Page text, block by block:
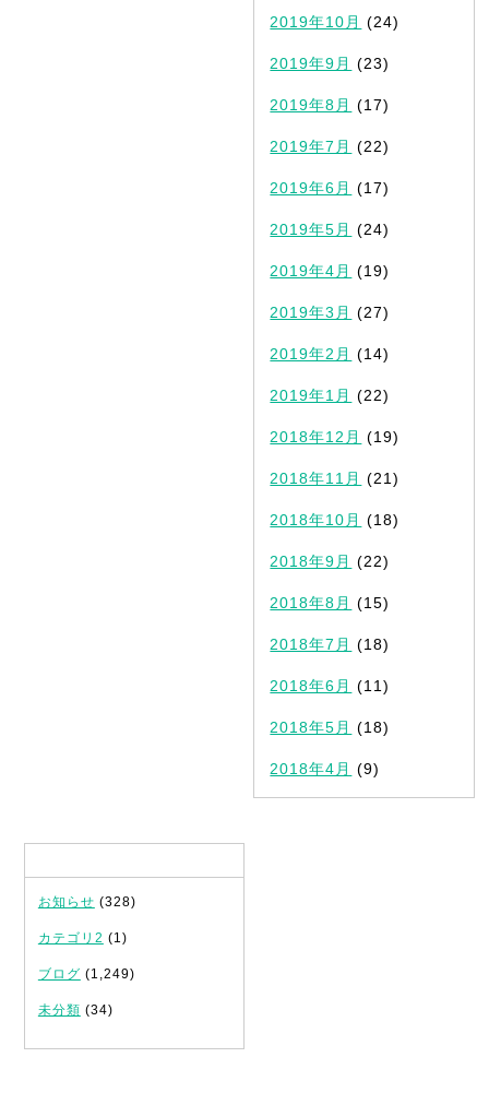
2019年10月 (24)
2019年9月 (23)
2019年8月 (17)
2019年7月 (22)
2019年6月 (17)
2019年5月 (24)
2019年4月 (19)
2019年3月 (27)
2019年2月 (14)
2019年1月 (22)
2018年12月 (19)
2018年11月 (21)
2018年10月 (18)
2018年9月 (22)
2018年8月 (15)
2018年7月 (18)
2018年6月 (11)
2018年5月 (18)
2018年4月 (9)
お知らせ (328)
カテゴリ2 (1)
ブログ (1,249)
未分類 (34)